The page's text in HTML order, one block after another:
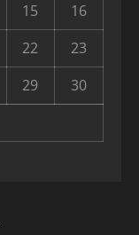
15
16
22
23
29
30